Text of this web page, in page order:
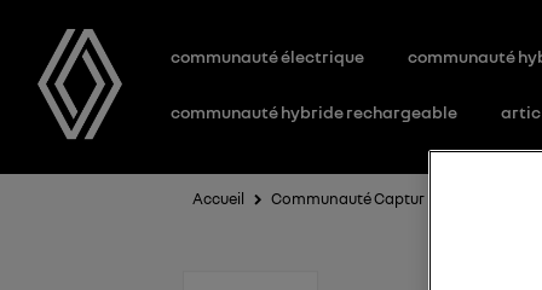
communauté électrique communauté
communauté hybride rechargeable
Accueil Communauté Captur E-Tech plug-in